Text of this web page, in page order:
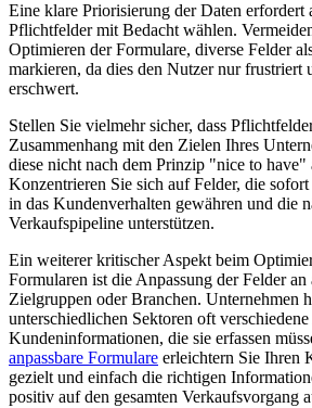
Eine klare Priorisierung der Daten erfordert
Pflichtfelder mit Bedacht wählen.
Optimieren der Formulare, diverse Felder
markieren, da dies den Nutzer nur frustriert
erschwert.
Stellen Sie vielmehr sicher, dass
Zusammenhang mit den Zielen Ihres
diese nicht nach dem Prinzip "nice to have"
Konzentrieren Sie sich auf Felder, die
in das Kundenverhalten gewähren und die
Verkaufspipeline unterstützen.
Ein weiterer kritischer Aspekt beim
Formularen ist die Anpassung der Felder an
Zielgruppen oder Branchen. Unternehmen
unterschiedlichen Sektoren oft
Kundeninformationen, die sie erfassen
anpassbare Formulare erleichtern Sie Ihren
gezielt und einfach die richtigen
positiv auf den gesamten Verkaufsvorgang